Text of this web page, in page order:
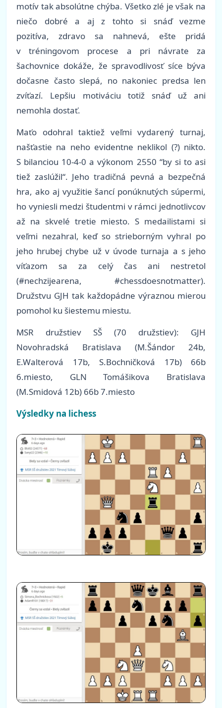
motív tak absolútne chýba. Všetko zlé je však na
niečo dobré a aj z tohto si snáď vezme
pozitíva, zdravo sa nahnevá, ešte pridá
v tréningovom procese a pri návrate za
šachovnice dokáže, že spravodlivosť síce býva
dočasne často slepá, no nakoniec predsa len
zvíťazí. Lepšiu motiváciu totiž snáď už ani
nemohla dostať.
Maťo odohral taktiež veľmi vydarený turnaj,
našťastie na neho evidentne neklikol (?) nikto.
S bilanciou 10-4-0 a výkonom 2550 “by si to asi
tiež zaslúžil“. Jeho tradičná pevná a bezpečná
hra, ako aj využitie šancí ponúknutých súpermi,
ho vyniesli medzi študentmi v rámci jednotlivcov
až na skvelé tretie miesto. S medailistami si
veľmi nezahral, keď so strieborným vyhral po
jeho hrubej chybe už v úvode turnaja a s jeho
víťazom sa za celý čas ani nestretol
(#nechzijearena, #chessdoesnotmatter).
Družstvu GJH tak každopádne výraznou mierou
pomohol ku šiestemu miestu.
MSR družstiev SŠ (70 družstiev): GJH
Novohradská Bratislava (M.Šándor 24b,
E.Walterová 17b, S.Bochničková 17b) 66b
6.miesto, GLN Tomášikova Bratislava
(M.Smidová 12b) 66b 7.miesto
Výsledky na lichess